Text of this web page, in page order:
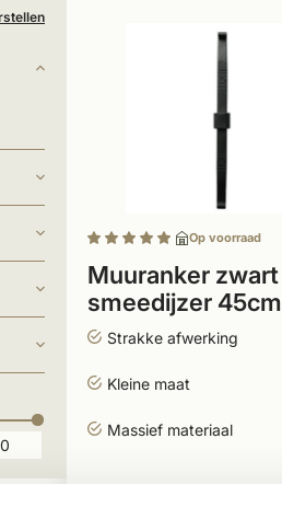
Op voorraad
Muuranker zwart
smeedijzer 45cm
Strakke afwerking
Kleine maat
Massief materiaal